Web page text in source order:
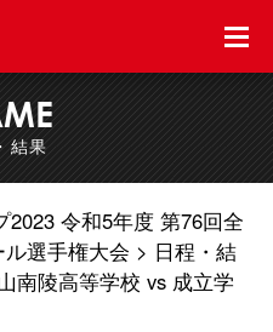
結果
令和5年度 第76回全
選手権大会
日程・結
南陵高等学校 vs 成立学